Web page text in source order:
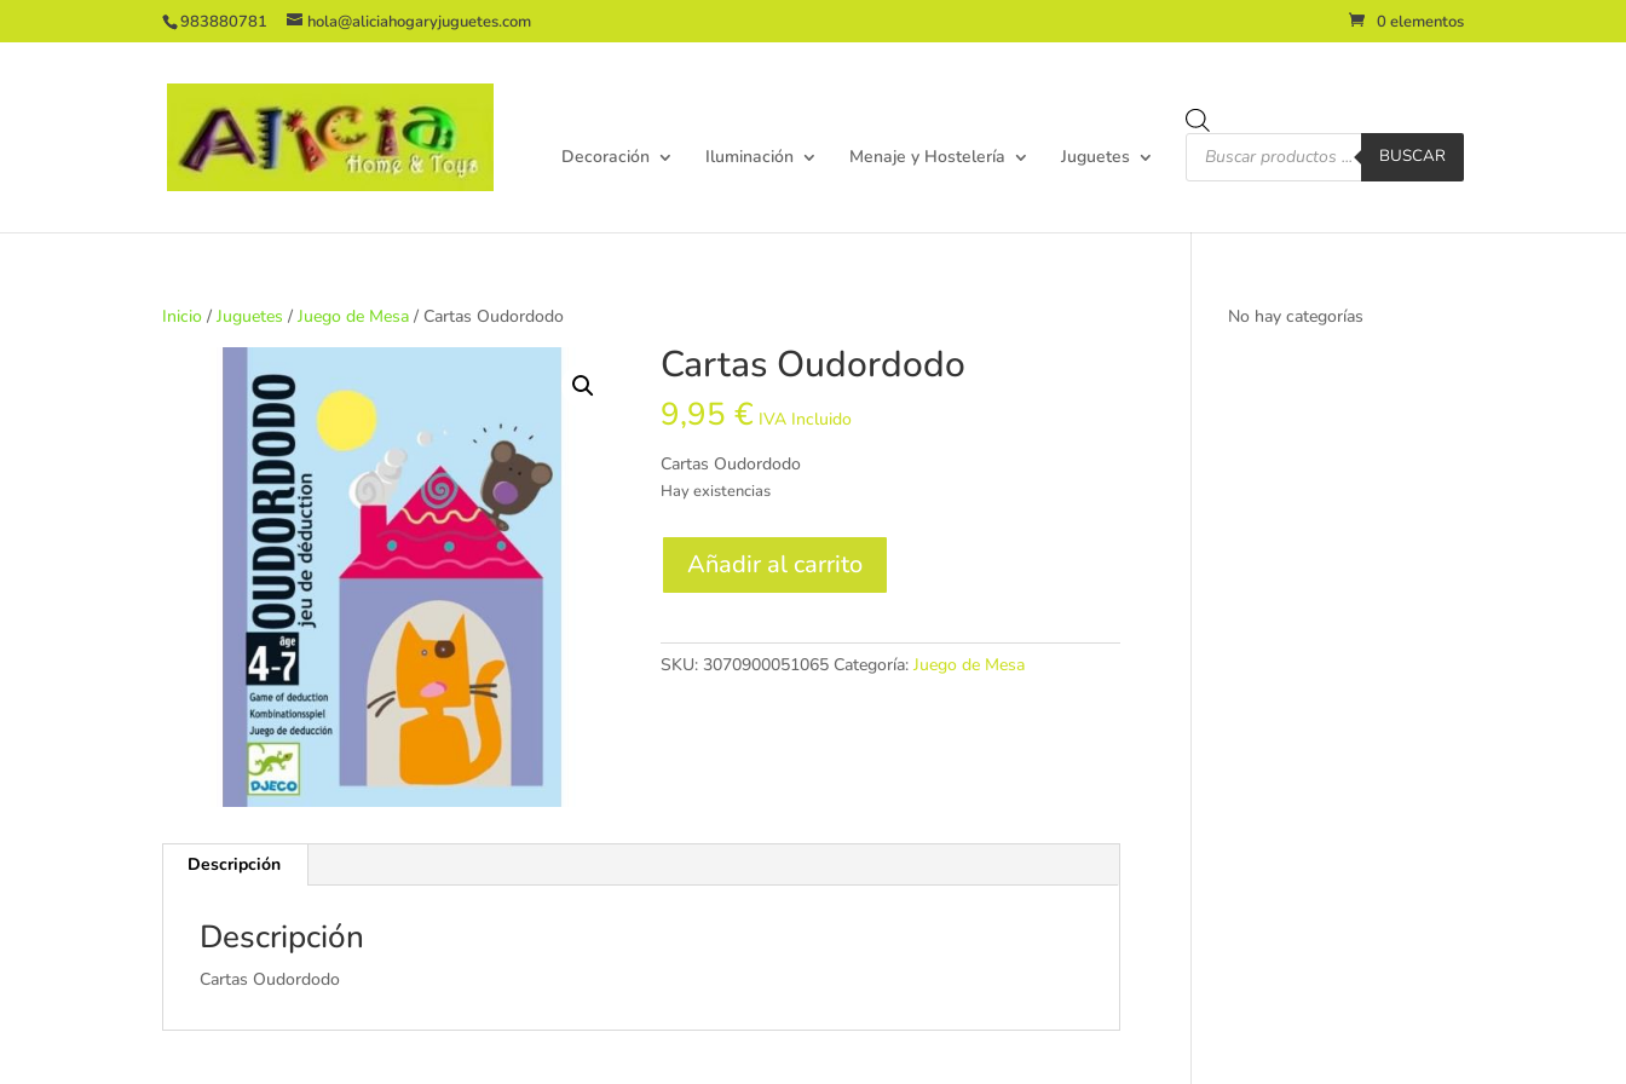
983880781 hola@aliciahogaryjuguetes.com 0 elementos
Decoración Iluminación Menaje y Hostelería Juguetes
Búsqueda
productos
BUSCAR
Inicio /Juguetes /Juego de Mesa / Cartas Oudordodo
Cartas Oudordodo
9,95€ IVA Incluido
Cartas Oudordodo
Hay existencias
Oudordodo
Añadir al carrito
SKU:3070900051065 Categoría:Juego de Mesa
Descripción
Descripción
Cartas Oudordodo
No hay categorías